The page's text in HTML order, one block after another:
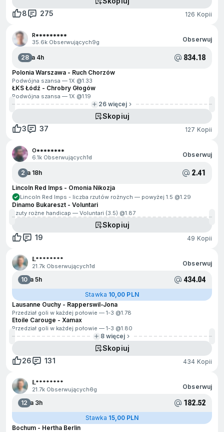
8
275 126 Kopii
R*********
35.6k Obserwujących9g Obserwuj
28Za 4h 834.18
Polonia Warszawa - Ruch Chorzów
Podwójna szansa — 1X @1.33
ŁKS Łódź - Chrobry Głogów
Podwójna szansa — 1X @1.19
26 więcej
Skopiuj
3
37 127 Kopii
O********
6.1k Obserwujących1d Obserwuj
2Za 18h 2.41
Lincoln Red Imps - Omonia Nikozja
Lincoln Red Imps - liczba rzutów rożnych — powyżej 1.5 @1.29
Dinamo Bukareszt - Voluntari
Rzuty rożne handicap — Voluntari (3.5) @1.87
Skopiuj
19
49 Kopii
𝕃********
21.7k Obserwujących1d Obserwuj
10Za 5h 434.04
Stawka 10,00 PLN
Lausanne Ouchy - Rapperswil-Jona
Przedział goli w każdej połowie — 1-3 @1.78
Etoile Carouge - Xamax
Przedział goli w każdej połowie — 1-3 @1.80
8 więcej
Skopiuj
26
131 434 Kopii
𝕃********
21.7k Obserwujących6g Obserwuj
12Za 3h 182.52
Stawka 15,00 PLN
Bochum - Hertha Berlin